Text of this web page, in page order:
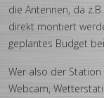
die Antennen, da
direkt montiert
geplantes Budget
Wer also der Station
Webcam,